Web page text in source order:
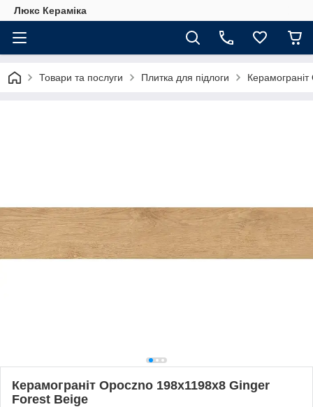
Люкс Кераміка
Товари та послуги Плитка для підлоги
Керамограніт Opoczno 198x1198х8 Ginger
Forest Beige